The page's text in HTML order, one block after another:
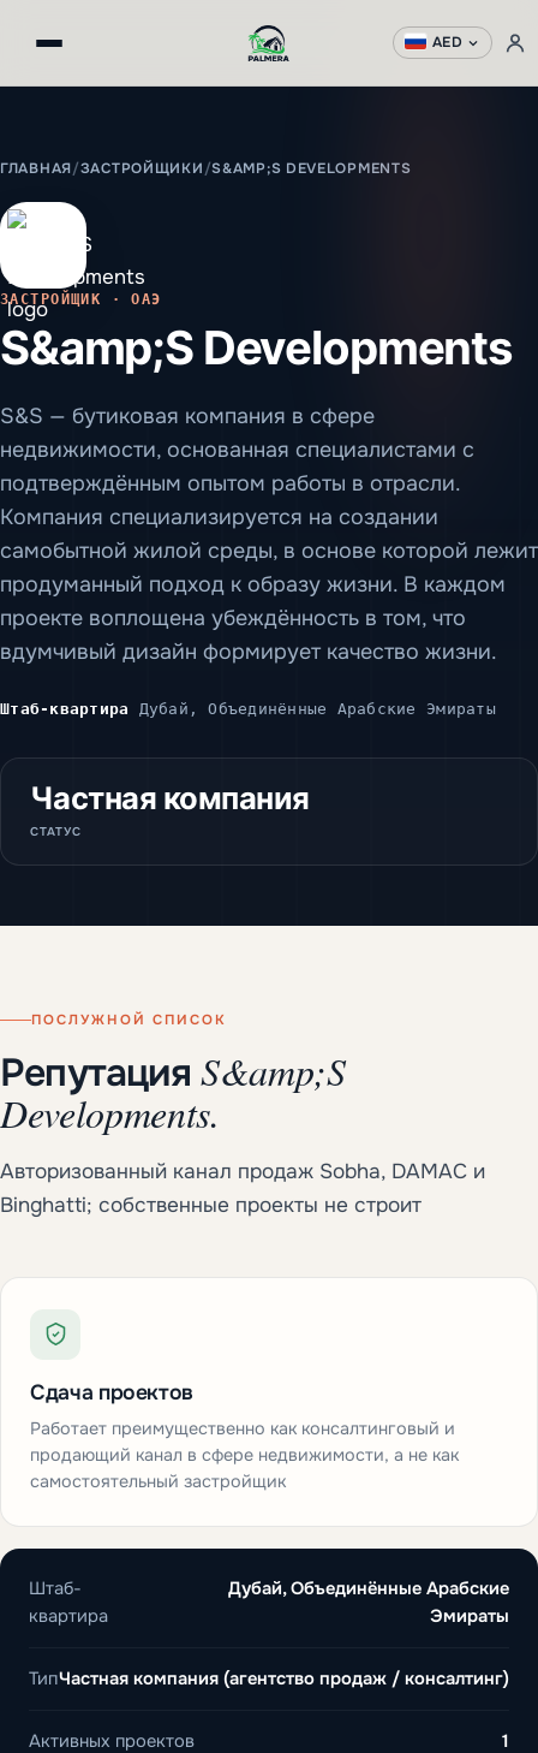
AED
ГЛАВНАЯ/ЗАСТРОЙЩИКИ /S&AMP;S DEVELOPMENTS
ЗАСТРОЙЩИК · ОАЭ
S&amp;S Developments
S&S — бутиковая компания в сфере
недвижимости, основанная специалистами с
подтверждённым опытом работы в отрасли.
Компания специализируется на создании
самобытной жилой среды, в основе которой лежит
продуманный подход к образу жизни. В каждом
проекте воплощена убеждённость в том, что
вдумчивый дизайн формирует качество жизни.
Штаб-квартира Дубай, Объединённые Арабские Эмираты
Частная компания
СТАТУС
ПОСЛУЖНОЙ СПИСОК
Репутация S&amp;S
Developments.
Авторизованный канал продаж Sobha, DAMAC и
Binghatti; собственные проекты не строит
Сдача проектов
Работает преимущественно как консалтинговый и
продающий канал в сфере недвижимости, а не как
самостоятельный застройщик
Штаб-
квартира
Дубай, Объединённые Арабские
Эмираты
ТипЧастная компания (агентство продаж / консалтинг)
Активных проектов 1